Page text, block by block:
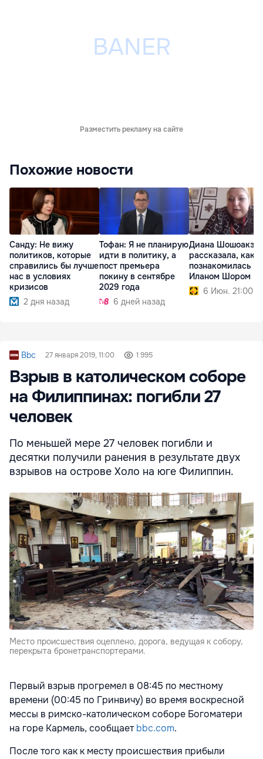
Разместить рекламу на сайте
Похожие новости
Санду: Не вижу
политиков, которые
справились бы лучше
нас в условиях
кризисов
2 дня назад
Тофан: Я не планирую
идти в политику, а
пост премьера
покину в сентябре
2029 года
6 дней назад
Диана Шошоакэ
рассказала, как
познакомилась с
Иланом Шором
6 Июн. 21:00
Bbc 27 января 2019, 11:00 1 995
Взрыв в католическом соборе
на Филиппинах: погибли 27
человек
По меньшей мере 27 человек погибли и
десятки получили ранения в результате двух
взрывов на острове Холо на юге Филиппин.
Место происшествия оцеплено, дорога, ведущая к собору,
перекрыта бронетранспортерами.
Первый взрыв прогремел в 08:45 по местному
времени (00:45 по Гринвичу) во время воскресной
мессы в римско-католическом соборе Богоматери
на горе Кармель, сообщаетbbc.com.
После того как к месту происшествия прибыли